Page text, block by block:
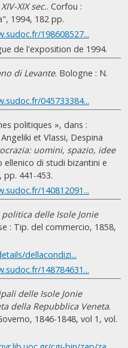
XIX sec.. Corfou :
1994, 182 pp.
198608527...
de l'exposition de 1994.
di Levante. Bologne : N.
045733384...
politiques », dans :
et Vlassi, Despina
uomini, spazio, idee
ellenico di studi bizantini e
pp. 441-453.
140812091...
delle Isole Jonie
: Tip. del commercio, 1858,
dellacondizi...
148784631...
delle Isole Jonie
della Repubblica Veneta.
1846-1848, vol 1, vol.